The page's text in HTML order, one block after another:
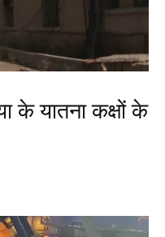
के यातना कक्षों के